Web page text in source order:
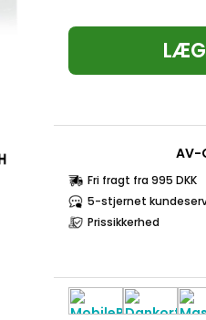
AV-
Fri fragt fra 995 DKK
5-stjernet
Prissikkerhed